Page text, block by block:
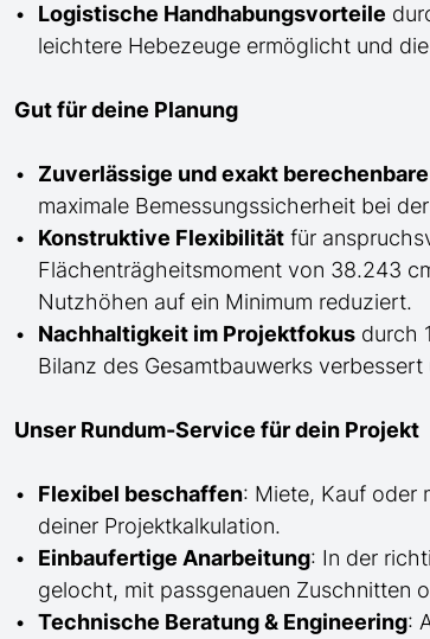
Logistische Handhabungsvorteile
leichtere Hebezeuge ermöglicht und
Gut für deine Planung
Zuverlässige und exakt
maximale Bemessungssicherheit bei
Konstruktive Flexibilität für
Flächenträgheitsmoment von 38.243
Nutzhöhen auf ein Minimum reduziert.
Nachhaltigkeit im Projektfokus durch
Bilanz des Gesamtbauwerks
Unser Rundum-Service für dein Projekt
Flexibel beschaffen: Miete, Kauf oder
deiner Projektkalkulation.
Einbaufertige Anarbeitung: In der
gelocht, mit passgenauen Zuschnitten
Technische Beratung & Engineering: